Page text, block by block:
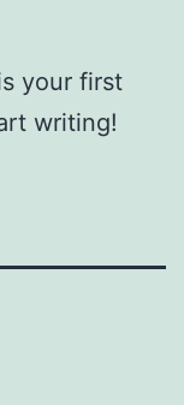
your first
writing!